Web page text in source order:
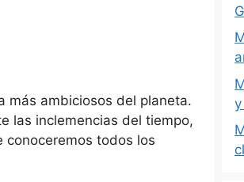
más ambiciosos del planeta.
las inclemencias del tiempo,
conoceremos todos los